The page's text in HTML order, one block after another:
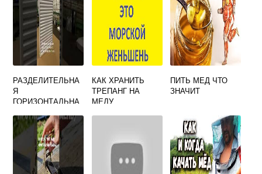
РАЗДЕЛИТЕЛЬНА
Я
ГОРИЗОНТАЛЬНА
ПЛАСТМАССОВАЯ
РЕШЕТКА НА
КОРПУС ДАДАНТ,
LN , (42 СМ Х 49
СМ), ТОЛСТАЯ
КАК ХРАНИТЬ
ТРЕПАНГ НА
МЕДУ
ПИТЬ МЕД ЧТО
ЗНАЧИТ